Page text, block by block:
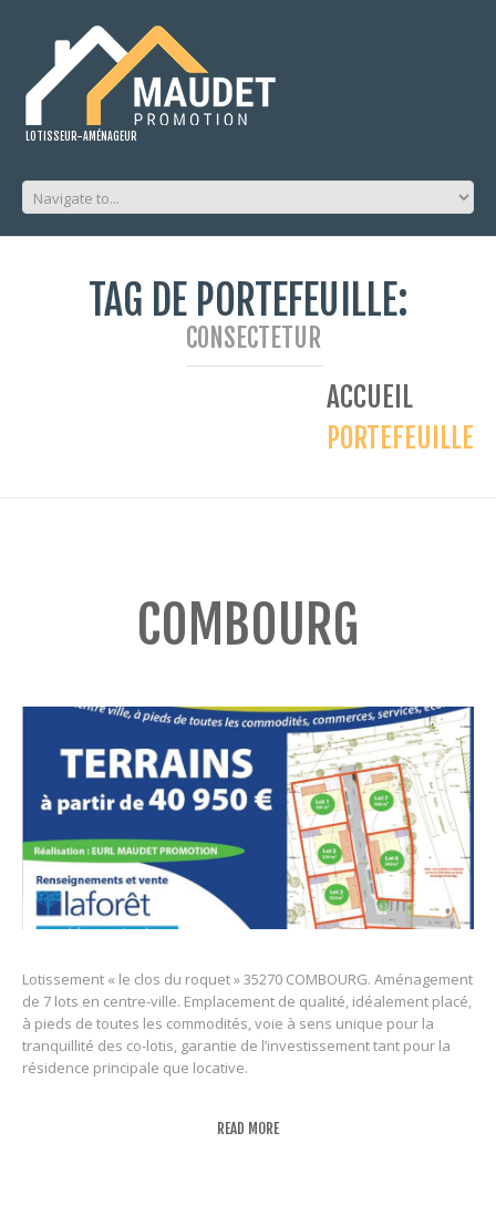
LOTISSEUR-AMÉNAGEUR
TAG DE PORTEFEUILLE:
CONSECTETUR
ACCUEIL
PORTEFEUILLE
COMBOURG
Lotissement « le clos du roquet » 35270 COMBOURG. Aménagement
de 7 lots en centre-ville. Emplacement de qualité, idéalement placé,
à pieds de toutes les commodités, voie à sens unique pour la
tranquillité des co-lotis, garantie de l’investissement tant pour la
résidence principale que locative.
READ MORE